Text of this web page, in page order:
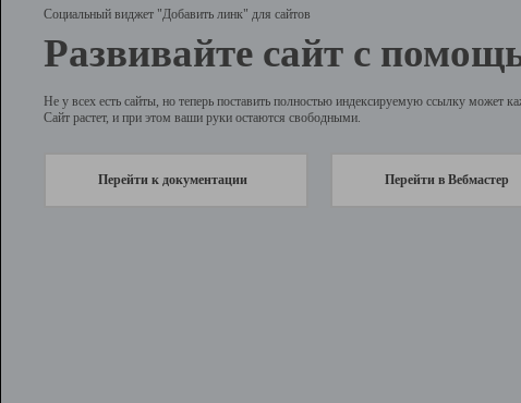
Социальный виджет "Добавить линк" для сайтов
Развивайте сайт с
Не у всех есть сайты, но теперь поставить полностью индексируемую ссылку может
Сайт растет, и при этом ваши руки остаются свободными.
Перейти к документации Перейти в Вебмастер